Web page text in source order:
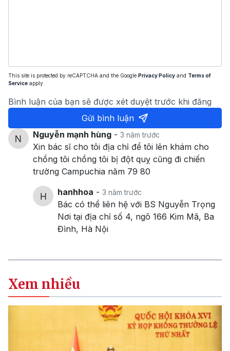
This site is protected by reCAPTCHA and the Google Privacy Policy and Terms of
Service apply.
Bình luận của bạn sẽ được xét duyệt trước khi đăng
Gửi bình luận
Nguyễn mạnh hùng - 3 năm trước
Xin bác sĩ cho tôi địa chỉ để tôi lên khám cho
chồng tôi chồng tôi bị đột quỵ cũng đi chiến
trường Campuchia năm 79 80
hanhhoa - 3 năm trước
Bác có thể liên hệ với BS Nguyễn Trọng
Nơi tại địa chỉ số 4, ngõ 166 Kim Mã, Ba
Đình, Hà Nội
Xem nhiều